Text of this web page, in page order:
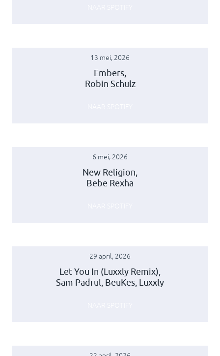
13 mei, 2026
Embers,
Robin Schulz
6 mei, 2026
New Religion,
Bebe Rexha
29 april, 2026
Let You In (Luxxly Remix),
Sam Padrul, BeuKes, Luxxly